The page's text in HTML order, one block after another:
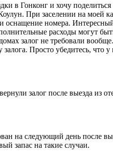
в Гонконг и хочу
При заселении на
номера.
расходы могут
залог не требовали
Просто убедитесь, что
залог после выезда из
на следующий день после
запас на такие случаи.